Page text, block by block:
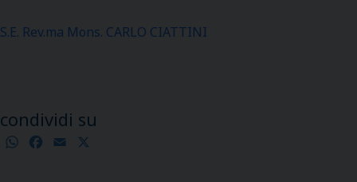
S.E. Rev.ma Mons. CARLO CIATTINI
condividi su
WhatsApp
Facebook
Email